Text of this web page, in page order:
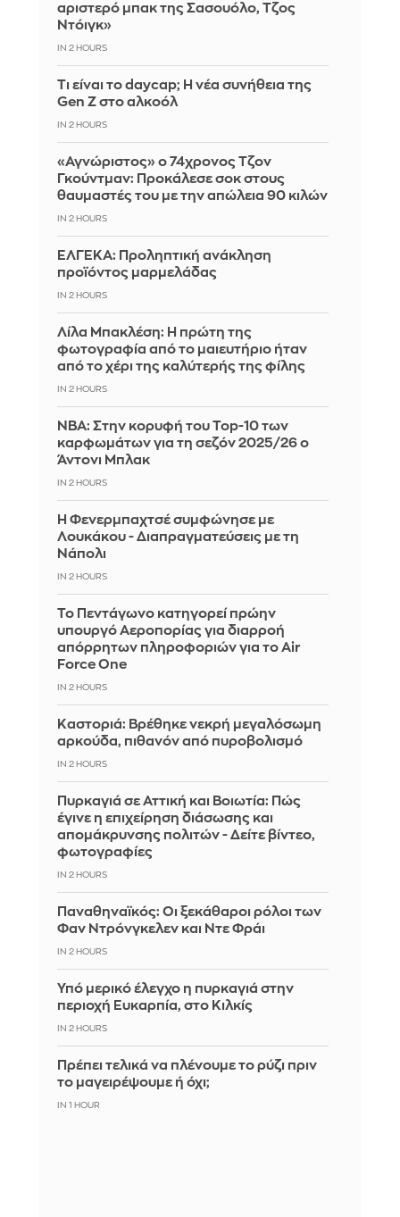
αριστερό μπακ της Σασουόλο, Τζος
Ντόιγκ»
IN 2 HOURS
Τι είναι το daycap; Η νέα συνήθεια της
Gen Z στο αλκοόλ
IN 2 HOURS
«Αγνώριστος» ο 74χρονος Τζον
Γκούντμαν: Προκάλεσε σοκ στους
θαυμαστές του με την απώλεια 90 κιλών
IN 2 HOURS
ΕΛΓΕΚΑ: Προληπτική ανάκληση
προϊόντος μαρμελάδας
IN 2 HOURS
Λίλα Μπακλέση: Η πρώτη της
φωτογραφία από το μαιευτήριο ήταν
από το χέρι της καλύτερής της φίλης
IN 2 HOURS
ΝΒΑ: Στην κορυφή του Top-10 των
καρφωμάτων για τη σεζόν 2025/26 ο
Άντονι Μπλακ
IN 2 HOURS
Η Φενερμπαχτσέ συμφώνησε με
Λουκάκου - Διαπραγματεύσεις με τη
Νάπολι
IN 2 HOURS
Το Πεντάγωνο κατηγορεί πρώην
υπουργό Αεροπορίας για διαρροή
απόρρητων πληροφοριών για το Air
Force One
IN 2 HOURS
Καστοριά: Βρέθηκε νεκρή μεγαλόσωμη
αρκούδα, πιθανόν από πυροβολισμό
IN 2 HOURS
Πυρκαγιά σε Αττική και Βοιωτία: Πώς
έγινε η επιχείρηση διάσωσης και
απομάκρυνσης πολιτών - Δείτε βίντεο,
φωτογραφίες
IN 2 HOURS
Παναθηναϊκός: Οι ξεκάθαροι ρόλοι των
Φαν Ντρόνγκελεν και Ντε Φράι
IN 2 HOURS
Υπό μερικό έλεγχο η πυρκαγιά στην
περιοχή Ευκαρπία, στο Κιλκίς
IN 2 HOURS
Πρέπει τελικά να πλένουμε το ρύζι πριν
το μαγειρέψουμε ή όχι;
IN 1 HOUR